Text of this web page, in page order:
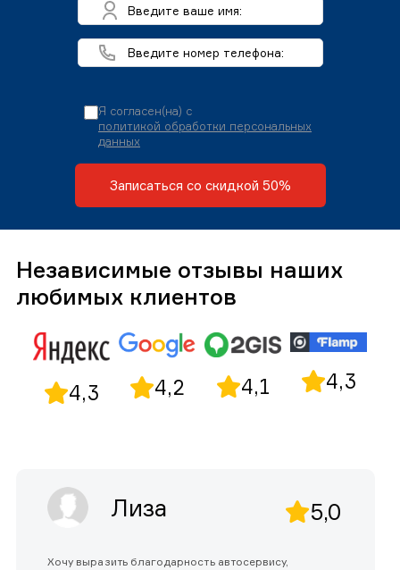
Я согласен(на) с
политикой обработки персональных
данных
Записаться со скидкой 50%
Независимые отзывы наших
любимых клиентов
4,3 4,2 4,1 4,3
Лиза 5,0
Хочу выразить благодарность автосервису,